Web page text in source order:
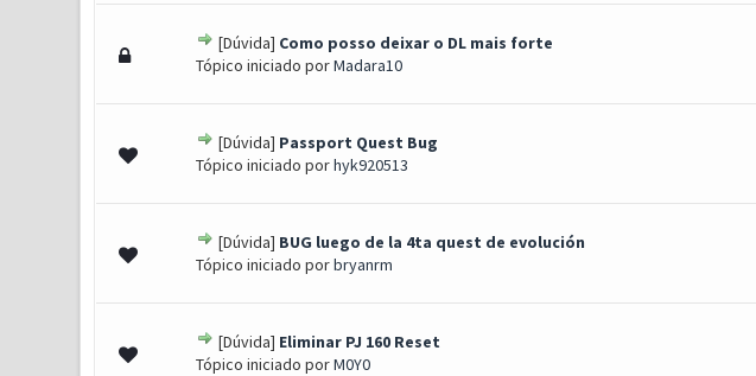
[Dúvida] Como posso deixar o DL mais forte
Tópico iniciado porMadara10
0 Voto(s) - 0 de 5 em média
1234
[Dúvida] Passport Quest Bug
Tópico iniciado porhyk920513
0 Voto(s) - 0 de 5 em média
12 345
[Dúvida] BUG luego de la 4ta quest de evolución
Tópico iniciado porbryanrm
0 Voto(s) - 0 de 5 em média
12 345
[Dúvida] Eliminar PJ 160 Reset
Tópico iniciado porM0Y0
0 Voto(s) - 0 de 5 em média
12345